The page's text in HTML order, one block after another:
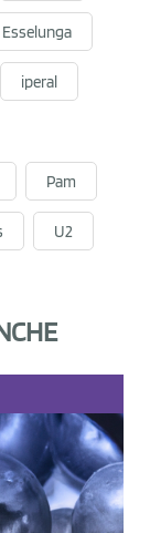
Esselunga
iperal
Pam
U2